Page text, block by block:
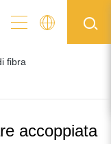
fibra
accoppiata